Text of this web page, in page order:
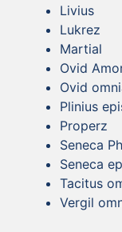
Livius
Lukrez
Martial
Ovid
Ovid
Plinius
Properz
Seneca
Seneca
Tacitus
Vergil